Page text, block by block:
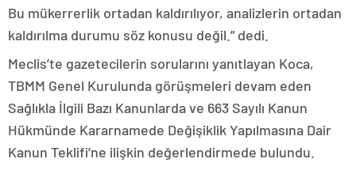
Bu mükerrerlik ortadan kaldırılıyor, analizlerin ortadan
kaldırılma durumu söz konusu değil.” dedi.
Meclis’te gazetecilerin sorularını yanıtlayan Koca,
TBMM Genel Kurulunda görüşmeleri devam eden
Sağlıkla İlgili Bazı Kanunlarda ve 663 Sayılı Kanun
Hükmünde Kararnamede Değişiklik Yapılmasına Dair
Kanun Teklifi’ne ilişkin değerlendirmede bulundu.